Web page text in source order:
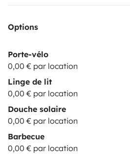
Options
Porte-vélo
0,00 € par location
Linge de lit
0,00 € par location
Douche solaire
0,00 € par location
Barbecue
0,00 € par location